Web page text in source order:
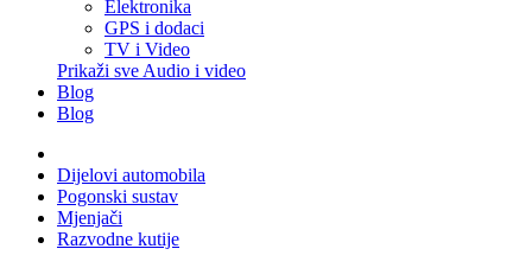
Elektronika
GPS i dodaci
TV i Video
Prikaži sve Audio i video
Blog
Blog
Dijelovi automobila
Pogonski sustav
Mjenjači
Razvodne kutije